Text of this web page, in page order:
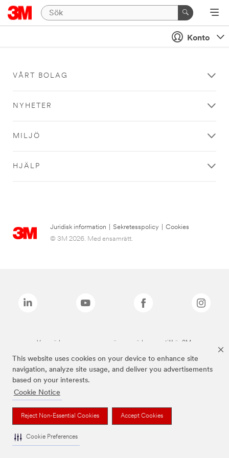
This website uses cookies on your device to enhance site
navigation, analyze site usage, and deliver you advertisements
based on your interests.
Cookie Notice
Reject Non-Essential Cookies Accept Cookies
Cookie Preferences
Konto
VÅRT BOLAG
NYHETER
MILJÖ
HJÄLP
Juridisk information Sekretesspolicy
Cookies
© 3M 2026. Med ensamrätt.
Varumärken som anges ovan är varumärken som tillhör 3M.